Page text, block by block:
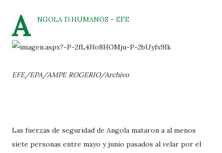
A NGOLA D.HUMANOS - EFE
EFE/EPA/AMPE ROGERIO/Archivo
Las fuerzas de seguridad de Angola mataron a al menos
siete personas entre mayo y junio pasados al velar por el